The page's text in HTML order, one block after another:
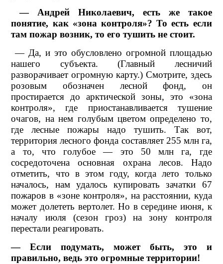
— Андрей Николаевич, есть же такое
понятие, как «зона контроля»? То есть если
там пожар возник, то его тушить не стоит.
— Да, и это обусловлено огромной площадью
нашего субъекта. (Главный лесничий
разворачивает огромную карту.) Смотрите, здесь
розовым обозначен лесной фонд, он
простирается до арктической зоны, это «зона
контроля», где приостанавливается тушение
очагов, на нем голубым цветом определено то,
где лесные пожары надо тушить. Так вот,
территория лесного фонда составляет 255 млн га,
а то, что голубое — это 50 млн га, где
сосредоточена основная охрана лесов. Надо
отметить, что в этом году, когда лето только
началось, нам удалось купировать зачатки 67
пожаров в «зоне контроля», на расстоянии, куда
может долететь вертолет. Но в середине июня, к
началу июля (сезон гроз) на зону контроля
перестали реагировать.
— Если подумать, может быть, это и
правильно, ведь это огромные территории!